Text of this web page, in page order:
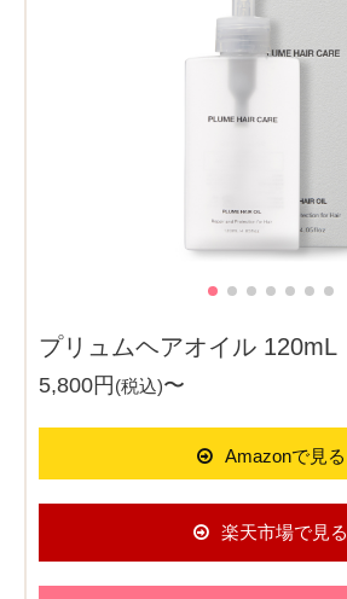
プリュムヘアオイル 120mL
5,800円(税込)〜
Amazonで見る
楽天市場で見る